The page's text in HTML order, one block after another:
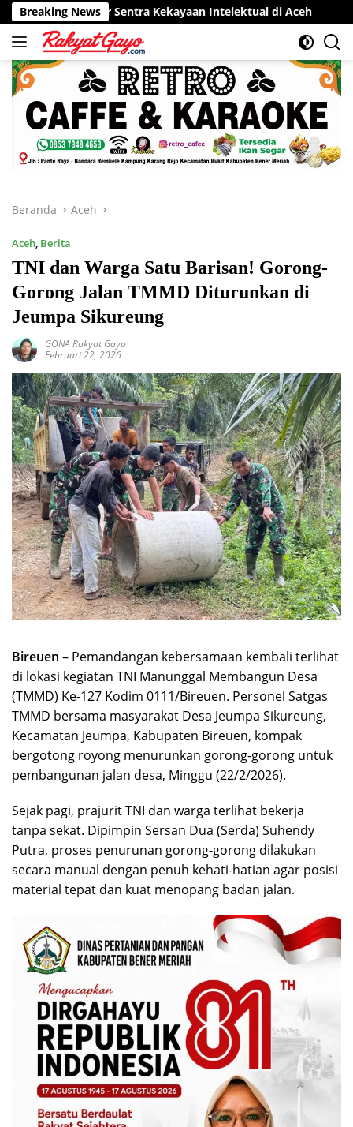
Langsung
ke
konten
Breaking News
Sentra Kekayaan Intelektual di Aceh RSUD
Beranda Aceh
Aceh, Berita
TNI dan Warga Satu Barisan! Gorong-
Gorong Jalan TMMD Diturunkan di
Jeumpa Sikureung
GONA Rakyat Gayo
Februari 22, 2026
Bireuen – Pemandangan kebersamaan kembali terlihat
di lokasi kegiatan TNI Manunggal Membangun Desa
(TMMD) Ke-127 Kodim 0111/Bireuen. Personel Satgas
TMMD bersama masyarakat Desa Jeumpa Sikureung,
Kecamatan Jeumpa, Kabupaten Bireuen, kompak
bergotong royong menurunkan gorong-gorong untuk
pembangunan jalan desa, Minggu (22/2/2026).
Sejak pagi, prajurit TNI dan warga terlihat bekerja
tanpa sekat. Dipimpin Sersan Dua (Serda) Suhendy
Putra, proses penurunan gorong-gorong dilakukan
secara manual dengan penuh kehati-hatian agar posisi
material tepat dan kuat menopang badan jalan.